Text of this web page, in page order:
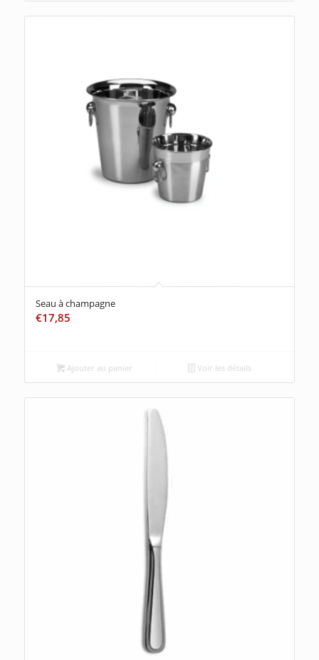
Seau à champagne
€17,85
Ajouter au panier Voir les détails